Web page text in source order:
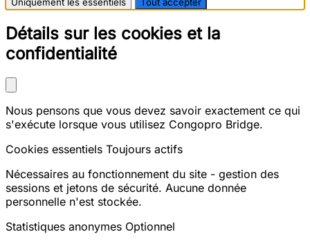
Détails sur les cookies et la
confidentialité
Nous pensons que vous devez savoir exactement ce qui
s'exécute lorsque vous utilisez Congopro Bridge.
Cookies essentiels Toujours actifs
Nécessaires au fonctionnement du site - gestion des
sessions et jetons de sécurité. Aucune donnée
personnelle n'est stockée.
Statistiques anonymes Optionnel